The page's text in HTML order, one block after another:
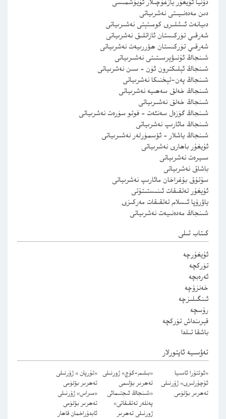
دۇنيا ئۇيغۇر يازغۇچىلار ئۇيۇشمىسى
دىن مەدەنىيىتى نەشرىياتى
دىيانەت ئىشلىرى كومىتېتى نەشىرىياتى
شەرقىي تۈركىستان ئازاتلىق نەشرىياتى
شەرقىي تۈركىستان ھۆررىيەت نەشرىياتى
شىنجاڭ ئۇنىۋېرسىتىتى نەشىرىياتى
شىنجاڭ ئېلىكترون ئۈن – سىن نەشرىياتى
شىنجاڭ پەن-تېخنىكا نەشرىياتى
شىنجاڭ خەلق سەھىيە نەشرىياتى
شىنجاڭ خەلق نەشىرىياتى
شىنجاڭ گۈزەل سەنئەت – فوتو سۈرەت نەشرىياتى
شىنجاڭ مائارىپ نەشرىياتى
شىنجاڭ ياشلار – ئۆسمۈرلەر نەشىرىياتى
ئۇيغۇر باھارى نەشرىياتى
سىيرەت نەشرىياتى
باشاق نەشرىياتى
سۇتۇق بۇغراخان مائارىپ نەشرىياتى
ئۇيغۇر تەتقىقات ئىنىستىتۇتى
ياۋرۇپا ئىسلام تەتقىقات مەركىزى
شىنجاڭ مەدەنىيەت نەشرىياتى
كىتاب تىلى
ئۇيغۇرچە
تۈركچە
ئەرەبچە
خەنزۇچە
ئىنگىلىزچە
رۇسچە
قېرىنداش تۈركچە
باشقا تىلدا
تەۋسىيە ئاپتورلار
«ئوتتۇرا ئاسىيا
ئۇچۇرلىرى» ژۇرنىلى
تەھرىر بۆلۈمى
«بىلىم-كۈچ» ژورنىلى
تەھرىر بۆلىمى
«تۇرپان » ژۇرنىلى
تەھرىر بۆلۈمى
«شىنجاڭ ئىجتىمائى
پەنلەر تەتقىقاتى»
ژورنىلى تەھرىر
«مىراس» ژۇرنىلى
تەھرىر بۆلۈمى
ئابدۇراخمان قاھار